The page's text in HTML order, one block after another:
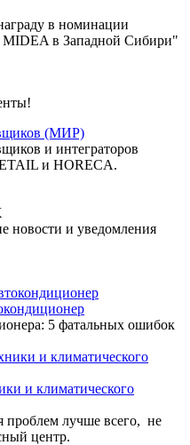
в номинации
в Западной Сибири"
(МИР)
и интеграторов
и HORECA.
новости и уведомления
5 фатальных ошибок
и климатического
проблем лучше всего, не
центр.